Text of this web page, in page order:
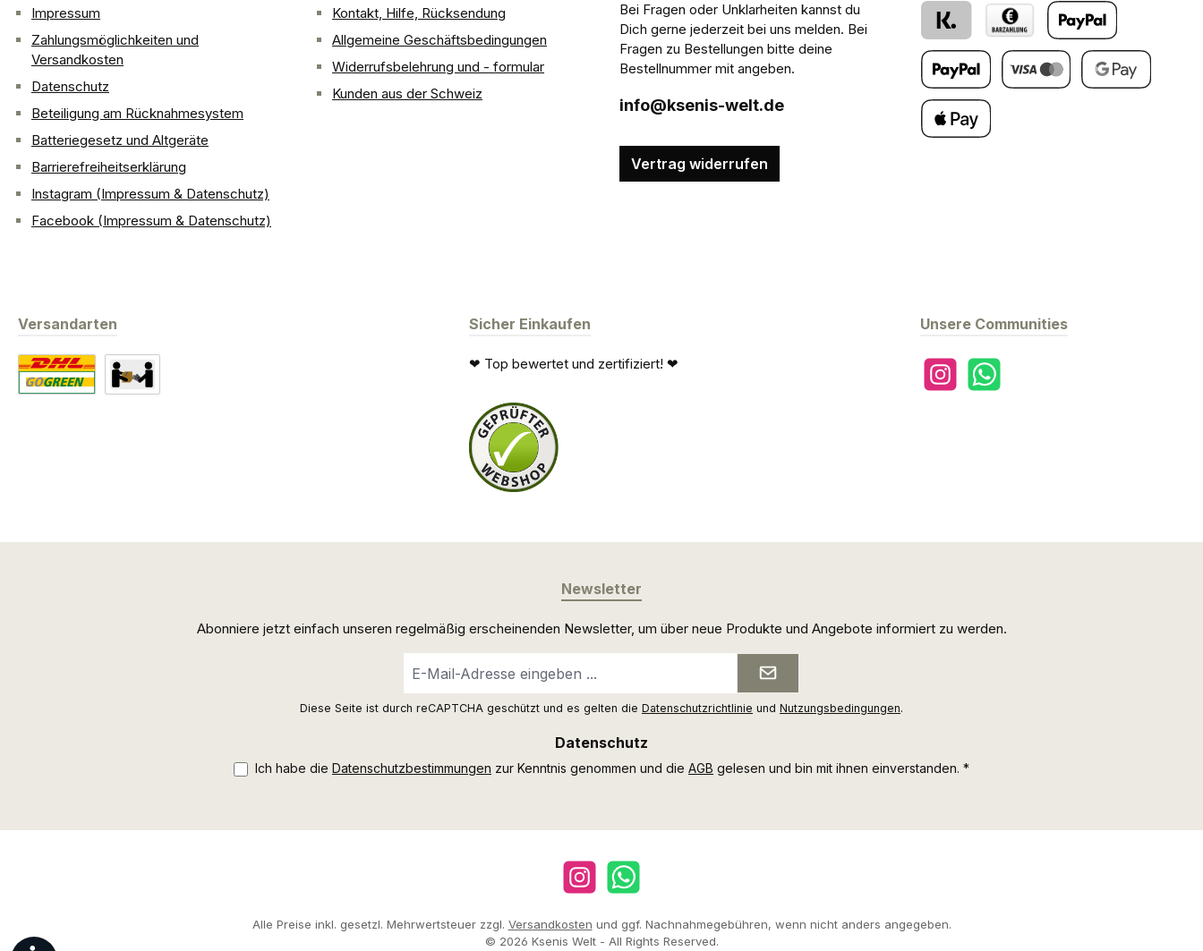
Impressum
Zahlungsmöglichkeiten und
Versandkosten
Datenschutz
Beteiligung am Rücknahmesystem
Batteriegesetz und Altgeräte
Barrierefreiheitserklärung
Instagram (Impressum & Datenschutz)
Facebook (Impressum & Datenschutz)
Kontakt, Hilfe, Rücksendung
Allgemeine Geschäftsbedingungen
Widerrufsbelehrung und - formular
Kunden aus der Schweiz
Bei Fragen oder Unklarheiten kannst du
Dich gerne jederzeit bei uns melden. Bei
Fragen zu Bestellungen bitte deine
Bestellnummer mit angeben.
info@ksenis-welt.de
Vertrag widerrufen
Unsere Communities
InstagramWhatsApp
PayPal
Später Bezahlen
Klarna Barzahlung bei Abholung
Versandarten Sicher Einkaufen
❤ Top bewertet und zertifiziert! ❤
Newsletter
Abonniere jetzt einfach unseren regelmäßig erscheinenden Newsletter, um über neue Produkte und Angebote informiert zu werden.
Mail-
Diese Seite ist durch reCAPTCHA geschützt und es gelten die Datenschutzrichtlinie und Nutzungsbedingungen.
Datenschutz
Ich habe die Datenschutzbestimmungen zur Kenntnis genommen und die AGB gelesen und bin mit ihnen einverstanden. *
InstagramWhatsApp
Alle Preise inkl. gesetzl. Mehrwertsteuer zzgl. Versandkosten und ggf. Nachnahmegebühren, wenn nicht anders angegeben.
© 2026 Ksenis Welt - All Rights Reserved.